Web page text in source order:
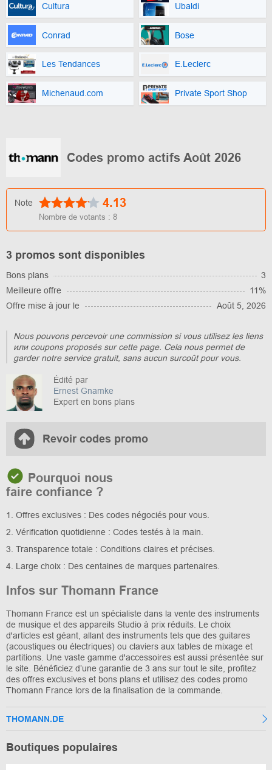
Cultura Ubaldi
Conrad Bose
Les Tendances E.Leclerc
Michenaud.com Private Sport Shop
Codes promo actifs Août 2026
Note 4.13
Nombre de votants : 8
3 promos sont disponibles
Bons plans
3
Meilleure offre
11%
Offre mise à jour le
Août 5, 2026
Nous pouvons percevoir une commission si vous utilisez les liens
или coupons proposés sur cette page. Cela nous permet de
garder notre service gratuit, sans aucun surcoût pour vous.
Édité par
Ernest Gnamke
Expert en bons plans
Revoir codes promo
Pourquoi nous
faire confiance ?
1. Offres exclusives : Des codes négociés pour vous.
2. Vérification quotidienne : Codes testés à la main.
3. Transparence totale : Conditions claires et précises.
4. Large choix : Des centaines de marques partenaires.
Infos sur Thomann France
Thomann France est un spécialiste dans la vente des instruments
de musique et des appareils Studio à prix réduits. Le choix
d'articles est géant, allant des instruments tels que des guitares
(acoustiques ou électriques) ou claviers aux tables de mixage et
partitions. Une vaste gamme d'accessoires est aussi présentée sur
le site. Bénéficiez d’une garantie de 3 ans sur tout le site, profitez
des offres exclusives et bons plans et utilisez des codes promo
Thomann France lors de la finalisation de la commande.
THOMANN.DE
Boutiques populaires